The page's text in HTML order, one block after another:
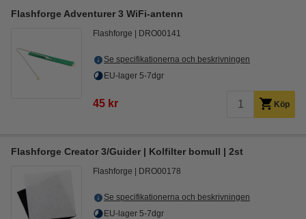
Flashforge Adventurer 3 WiFi-antenn
Flashforge DRO00141
Se specifikationerna och beskrivningen
EU-lager 5-7dgr
45 kr Köp
Flashforge Creator 3/Guider | Kolfilter bomull | 2st
Flashforge DRO00178
Se specifikationerna och beskrivningen
EU-lager 5-7dgr